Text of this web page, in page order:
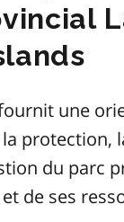
une
protection,
du parc
de ses